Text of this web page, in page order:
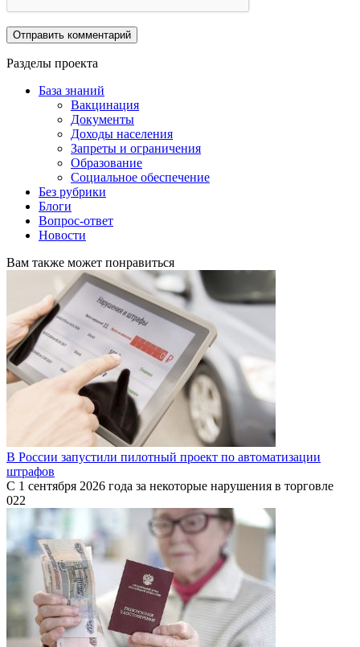
Разделы проекта
База знаний
Вакцинация
Документы
Доходы населения
Запреты и ограничения
Образование
Социальное обеспечение
Без рубрики
Блоги
Вопрос-ответ
Новости
Вам также может понравиться
В России запустили пилотный проект по автоматизации
штрафов
С 1 сентября 2026 года за некоторые нарушения в торговле
022